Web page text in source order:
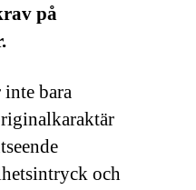
på
bara
och